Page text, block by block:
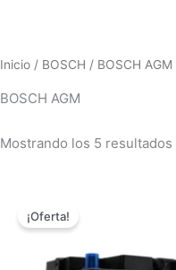
Inicio / BOSCH / BOSCH AGM
BOSCH AGM
Mostrando los 5 resultados
¡Oferta!
$1,498,000.00.